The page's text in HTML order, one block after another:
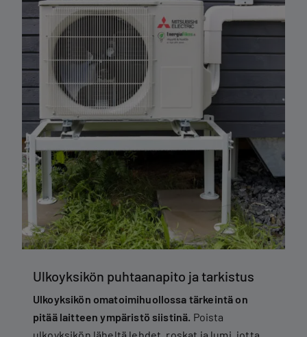
Ulkoyksikön puhtaanapito ja tarkistus
Ulkoyksikön omatoimihuollossa tärkeintä on
pitää laitteen ympäristö siistinä. Poista